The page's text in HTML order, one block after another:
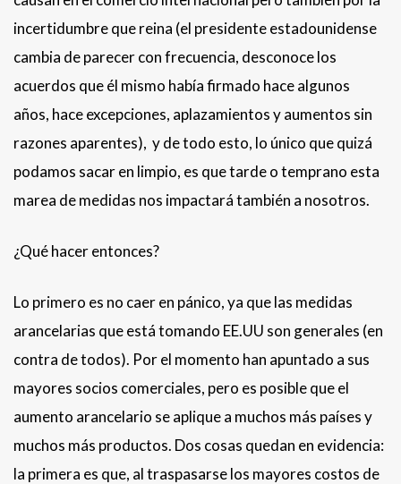
incertidumbre que reina (el presidente estadounidense
cambia de parecer con frecuencia, desconoce los
acuerdos que él mismo había firmado hace algunos
años, hace excepciones, aplazamientos y aumentos sin
razones aparentes), y de todo esto, lo único que quizá
podamos sacar en limpio, es que tarde o temprano esta
marea de medidas nos impactará también a nosotros.
¿Qué hacer entonces?
Lo primero es no caer en pánico, ya que las medidas
arancelarias que está tomando EE.UU son generales (en
contra de todos). Por el momento han apuntado a sus
mayores socios comerciales, pero es posible que el
aumento arancelario se aplique a muchos más países y
muchos más productos. Dos cosas quedan en evidencia:
la primera es que, al traspasarse los mayores costos de